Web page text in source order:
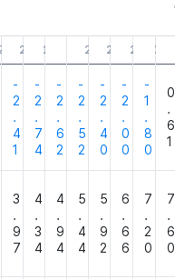
23.06.3023.03.3122.12.31
22.09.30
22.06.3022.03.31
-
2
.
4
1
-
2
.
7
4
-
2
.
6
2
-
2
.
5
2
-
2
.
4
0
-
2
.
0
0
-
1
.
8
0
0
.
6
1
3
.
9
7
4
.
3
4
4
.
9
4
5
.
4
4
5
.
9
2
6
.
6
6
7
.
2
0
7
.
6
0